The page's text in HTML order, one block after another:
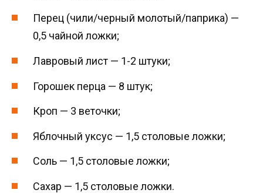
Перец (чили/черный молотый/паприка) —
0,5 чайной ложки;
Лавровый лист — 1-2 штуки;
Горошек перца — 8 штук;
Кроп — 3 веточки;
Яблочный уксус — 1,5 столовые ложки;
Соль — 1,5 столовые ложки;
Сахар — 1,5 столовые ложки.